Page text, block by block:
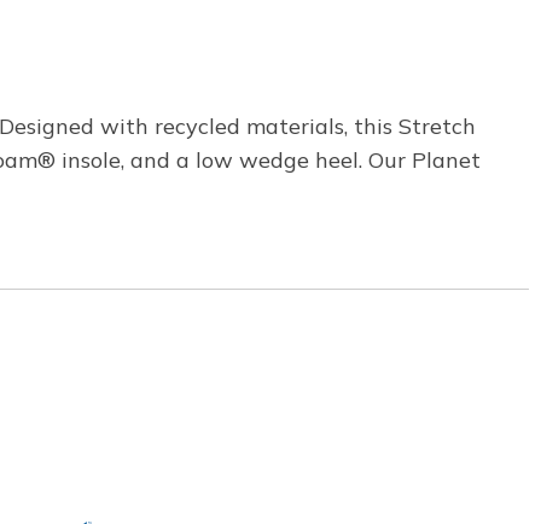
with recycled materials, this Stretch
insole, and a low wedge heel. Our Planet